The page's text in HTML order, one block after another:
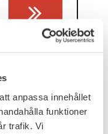
anpassa innehållet
funktioner
trafik. Vi
med vår